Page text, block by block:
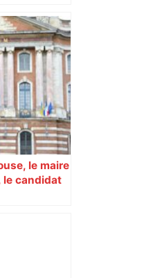
après
le maire
le candidat